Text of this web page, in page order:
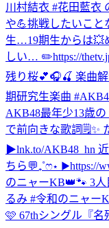
川村結衣 #花田藍衣
や💪挑戦したいこと
生…19期生からは
しい… ✏️https://
残り桜💕🎧🍒 楽曲
期研究生楽曲
AKB48最年少13歳
で前向きな歌詞🗒️✨
▶︎lnk.to/AKB48_hn
ちら💬₊˚ෆ⋆ ▶︎https://
のニャーKB👑🐾 3
るみ #令和のニャー
🩷 67thシングル『名